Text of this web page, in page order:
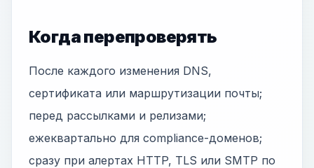
Когда перепроверять
После каждого изменения DNS,
сертификата или маршрутизации почты;
перед рассылками и релизами;
ежеквартально для compliance-доменов;
сразу при алертах HTTP, TLS или SMTP по